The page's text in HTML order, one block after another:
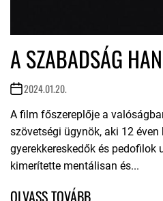
A SZABADSÁG
2024.01.20.
A film főszereplője a
szövetségi ügynök, aki 12
gyerekkereskedők és pedofilok
kimerítette mentálisan és...